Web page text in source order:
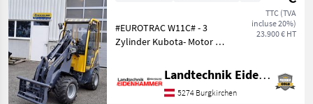
TTC (TVA
incluse 20%)
23.900 € HT
#EUROTRAC W11C# - 3
Zylinder Kubota- Motor mit
Allradantrieb - extra
Hydraulikkreislauf (
32L/min bei 180 bar) -
Landtechnik Eidenhammer GmbH
5274 Burgkirchen